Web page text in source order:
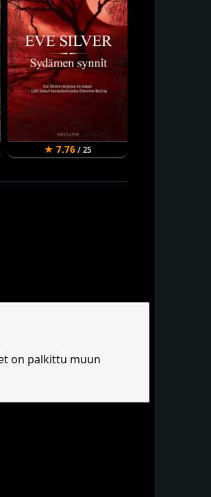
★ 7.76 / 25
on palkittu muun